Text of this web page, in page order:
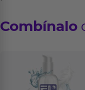
Combínalo